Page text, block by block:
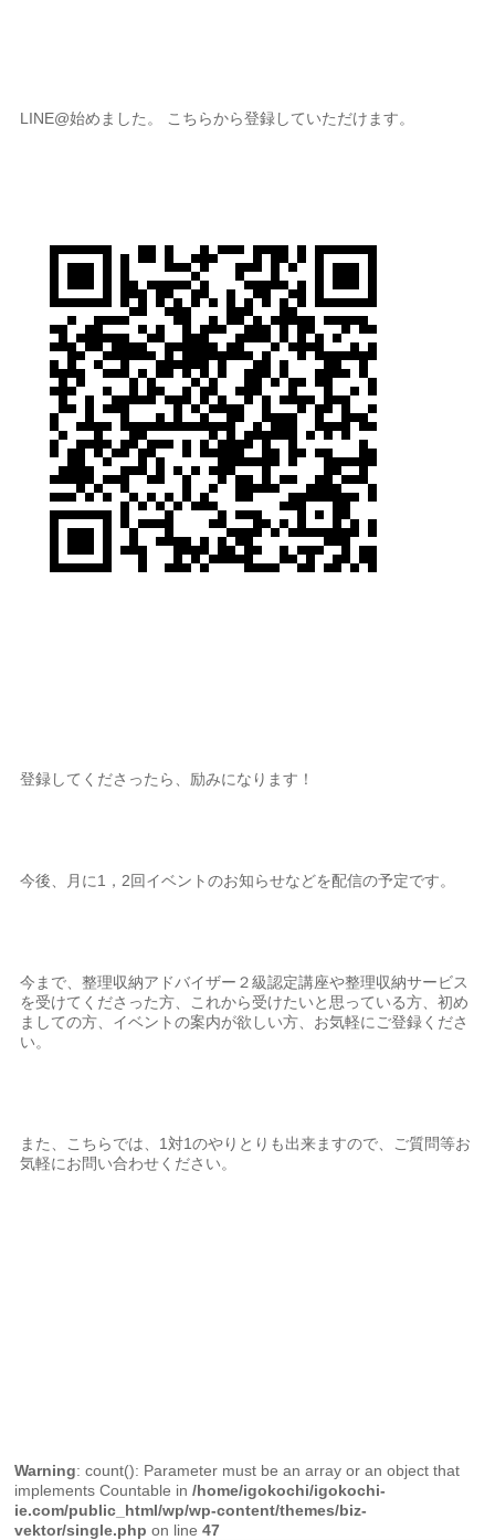
LINE@始めました。 こちらから登録していただけます。
登録してくださったら、励みになります！
今後、月に1，2回イベントのお知らせなどを配信の予定です。
今まで、整理収納アドバイザー２級認定講座や整理収納サービス
を受けてくださった方、これから受けたいと思っている方、初め
ましての方、イベントの案内が欲しい方、お気軽にご登録くださ
い。
また、こちらでは、1対1のやりとりも出来ますので、ご質問等お
気軽にお問い合わせください。
Warning: count(): Parameter must be an array or an object that
implements Countable in/home/igokochi/igokochi-
ie.com/public_html/wp/wp-content/themes/biz-
vektor/single.php on line47